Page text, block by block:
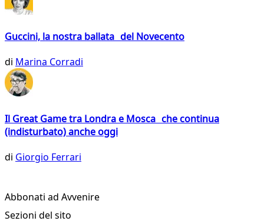
Guccini, la nostra ballata del Novecento
di Marina Corradi
Il Great Game tra Londra e Mosca che continua
(indisturbato) anche oggi
di Giorgio Ferrari
Abbonati ad Avvenire
Sezioni del sito